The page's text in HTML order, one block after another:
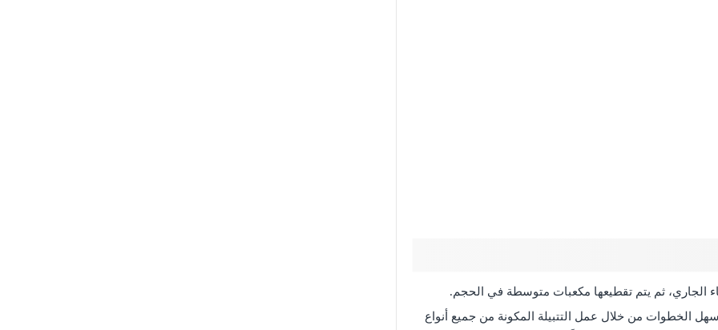
الجاري، ثم يتم تقطيعها مكعبات متوسطة في الحجم.
الخطوات من خلال عمل التتبيلة المكونة من جميع أنواع